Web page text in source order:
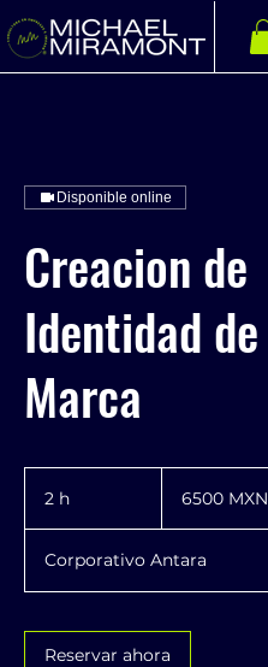
Disponible online
Creacion de
Identidad de
Marca
2 h
mexicanos
6500 MXN
Corporativo Antara
Reservar ahora